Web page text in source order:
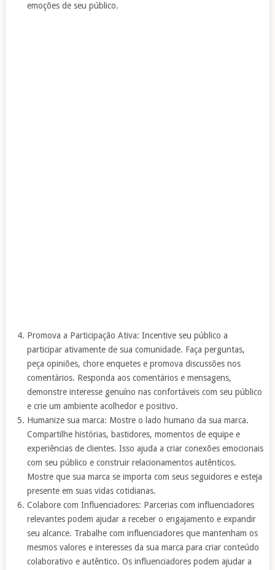
emoções de seu público.
Promova a Participação Ativa: Incentive seu público a
participar ativamente de sua comunidade. Faça perguntas,
peça opiniões, chore enquetes e promova discussões nos
comentários. Responda aos comentários e mensagens,
demonstre interesse genuíno nas confortáveis ​​com seu público
e crie um ambiente acolhedor e positivo.
Humanize sua marca: Mostre o lado humano da sua marca.
Compartilhe histórias, bastidores, momentos de equipe e
experiências de clientes. Isso ajuda a criar conexões emocionais
com seu público e construir relacionamentos autênticos.
Mostre que sua marca se importa com seus seguidores e esteja
presente em suas vidas cotidianas.
Colabore com Influenciadores: Parcerias com influenciadores
relevantes podem ajudar a receber o engajamento e expandir
seu alcance. Trabalhe com influenciadores que mantenham os
mesmos valores e interesses da sua marca para criar conteúdo
colaborativo e autêntico. Os influenciadores podem ajudar a